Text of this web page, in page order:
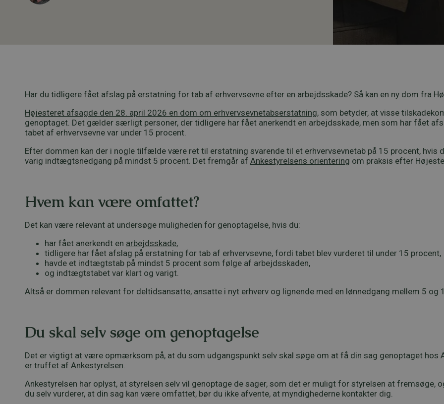
Har du tidligere fået afslag på erstatning for tab af erhvervsevne efter en arbejdsskade? Så kan en ny dom fra
Højesteret afsagde den 28. april 2026 en dom om erhvervsevnetabserstatning, som betyder, at visse
genoptaget. Det gælder særligt personer, der tidligere har fået anerkendt en arbejdsskade, men som har fået
tabet af erhvervsevne var under 15 procent.
Efter dommen kan der i nogle tilfælde være ret til erstatning svarende til et erhvervsevnetab på 15 procent,
varig indtægtsnedgang på mindst 5 procent. Det fremgår af Ankestyrelsens orientering om praksis efter
Hvem kan være omfattet?
Det kan være relevant at undersøge muligheden for genoptagelse, hvis du:
har fået anerkendt en arbejdsskade,
tidligere har fået afslag på erstatning for tab af erhvervsevne, fordi tabet blev vurderet til under 15 procent,
havde et indtægtstab på mindst 5 procent som følge af arbejdsskaden,
og indtægtstabet var klart og varigt.
Altså er dommen relevant for deltidsansatte, ansatte i nyt erhverv og lignende med en lønnedgang mellem 5 og
Du skal selv søge om genoptagelse
Det er vigtigt at være opmærksom på, at du som udgangspunkt selv skal søge om at få din sag genoptaget hos
er truffet af Ankestyrelsen.
Ankestyrelsen har oplyst, at styrelsen selv vil genoptage de sager, som det er muligt for styrelsen at fremsøge,
du selv vurderer, at din sag kan være omfattet, bør du ikke afvente, at myndighederne kontakter dig.